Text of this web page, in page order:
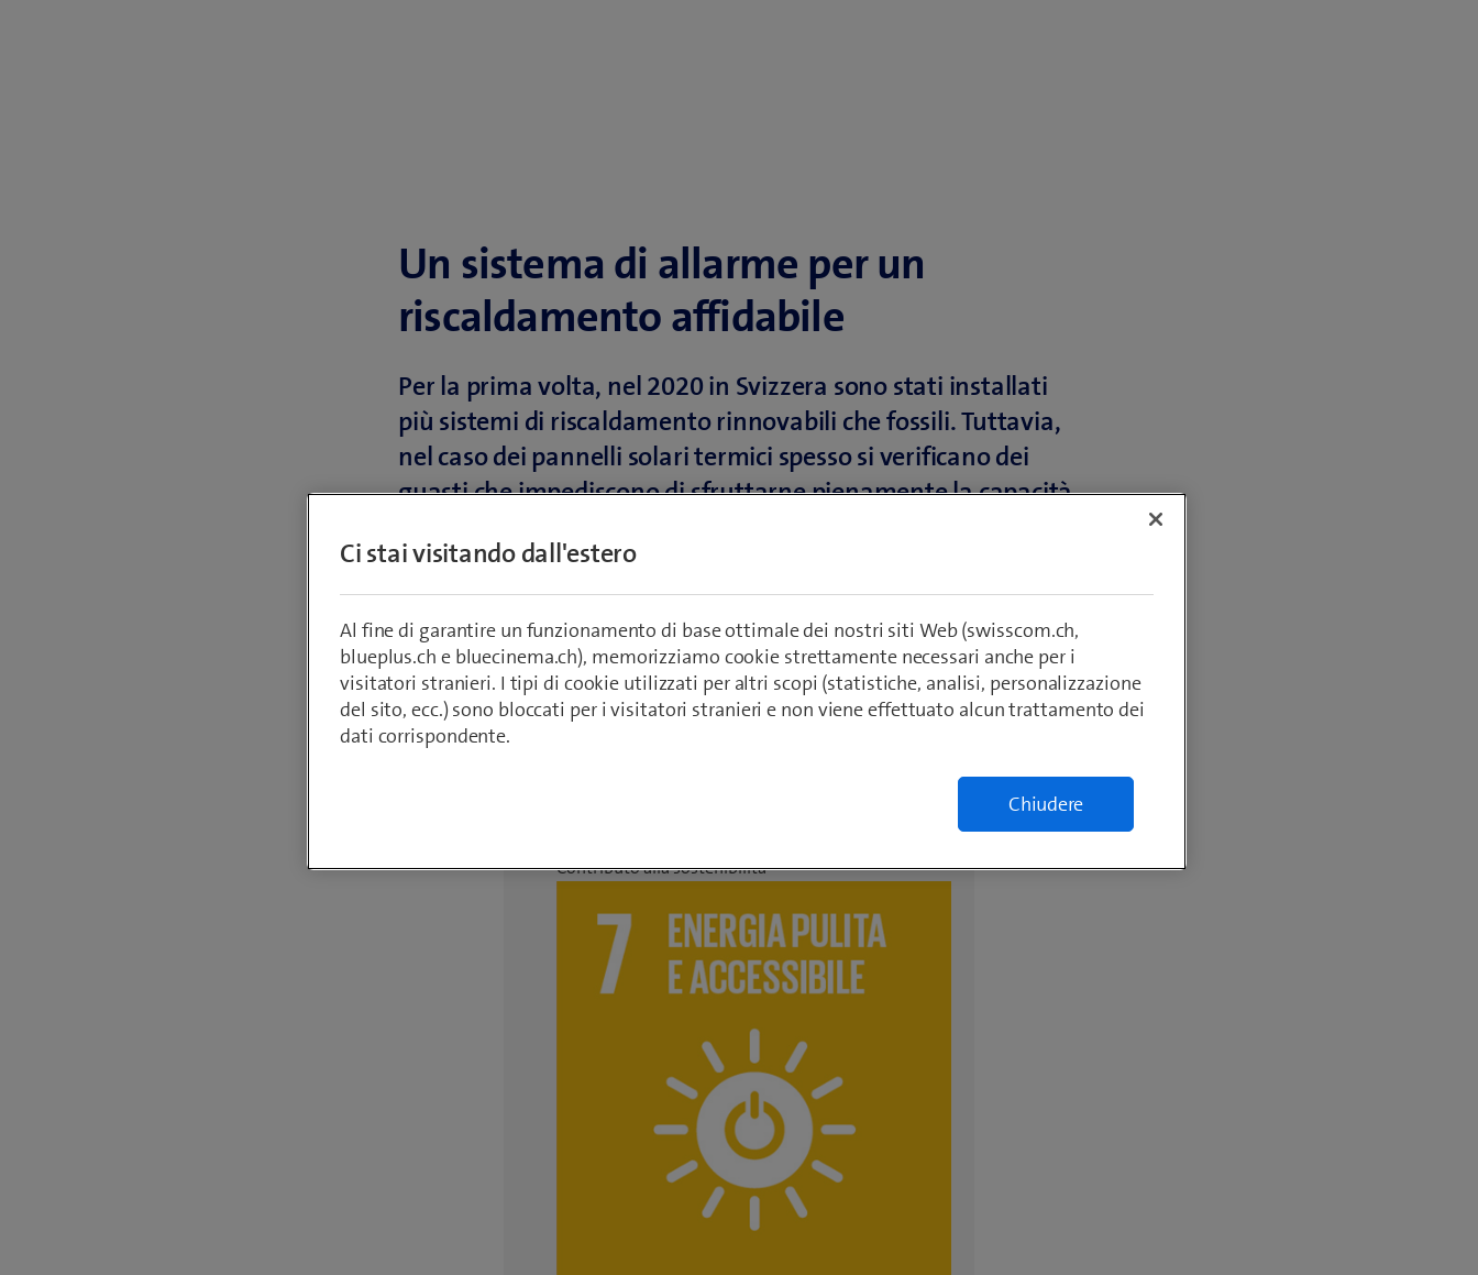
Un sistema di allarme per un
riscaldamento affidabile
Per la prima volta, nel 2020 in Svizzera sono stati installati
più sistemi di riscaldamento rinnovabili che fossili. Tuttavia,
nel caso dei pannelli solari termici spesso si verificano dei
guasti che impediscono di sfruttarne pienamente la capacità.
«LORALARM» di Energia Futuro Svizzera segnala in tempo
reale i guasti agli impianti solari, in modo molto semplice e
conveniente.
Da
Armin Schädeli
11 agosto 2021
Contributo alla sostenibilità
Ci stai visitando dall'estero
Al fine di garantire un funzionamento di base ottimale dei nostri siti Web (swisscom.ch,
blueplus.ch e bluecinema.ch), memorizziamo cookie strettamente necessari anche per i
visitatori stranieri. I tipi di cookie utilizzati per altri scopi (statistiche, analisi, personalizzazione
del sito, ecc.) sono bloccati per i visitatori stranieri e non viene effettuato alcun trattamento dei
dati corrispondente.
Chiudere